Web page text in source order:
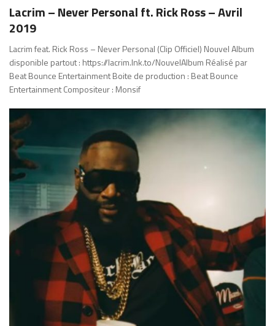
Lacrim – Never Personal ft. Rick Ross – Avril
2019
Lacrim feat. Rick Ross – Never Personal (Clip Officiel) Nouvel Album
disponible partout : https://lacrim.lnk.to/NouvelAlbum Réalisé par
Beat Bounce Entertainment Boite de production : Beat Bounce
Entertainment Compositeur : Monsif